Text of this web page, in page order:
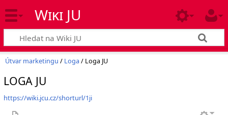
Wiki JU
Útvar marketingu / Loga / Loga JU
LOGA JU
https://wiki.jcu.cz/shorturl/1ji